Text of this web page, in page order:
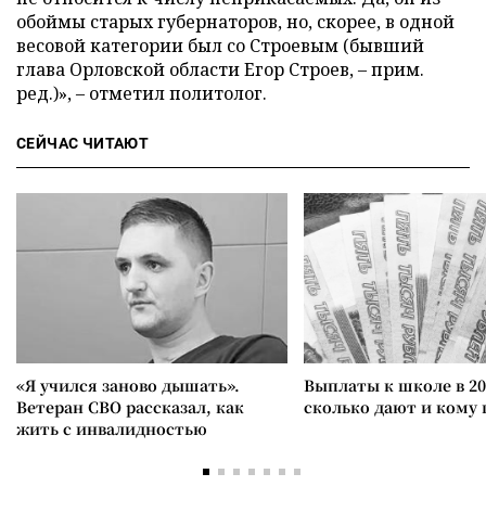
обоймы старых губернаторов, но, скорее, в одной
весовой категории был со Строевым (бывший
глава Орловской области Егор Строев, – прим.
ред.)», – отметил политолог.
СЕЙЧАС ЧИТАЮТ
«Я учился заново дышать».
Ветеран СВО рассказал, как
жить с инвалидностью
Выплаты к школе в
сколько дают и